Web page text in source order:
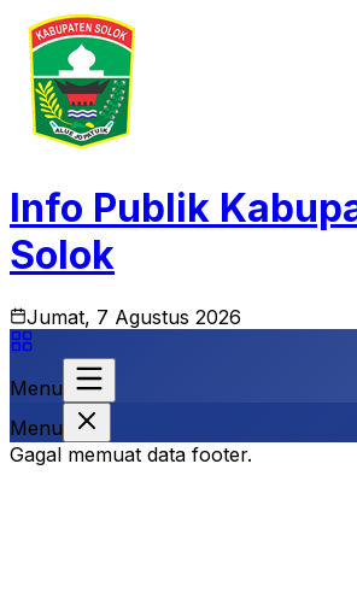
Info Publik
Solok
Jumat, 7 Agustus 2026
Menu
Menu
Gagal memuat data footer.